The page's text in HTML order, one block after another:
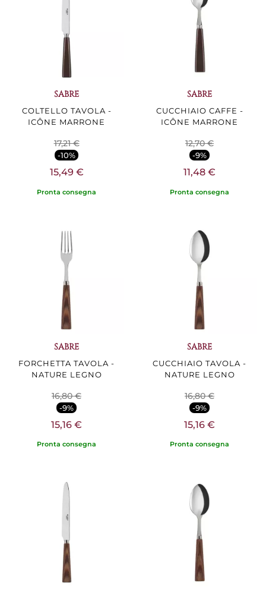
SABRE
COLTELLO TAVOLA -
ICÔNE MARRONE
17,21 €
-10%
15,49 €
Pronta consegna
SABRE
CUCCHIAIO CAFFE -
ICÔNE MARRONE
12,70 €
-9%
11,48 €
Pronta consegna
SABRE
FORCHETTA TAVOLA -
NATURE LEGNO
16,80 €
-9%
15,16 €
Pronta consegna
SABRE
CUCCHIAIO TAVOLA -
NATURE LEGNO
16,80 €
-9%
15,16 €
Pronta consegna